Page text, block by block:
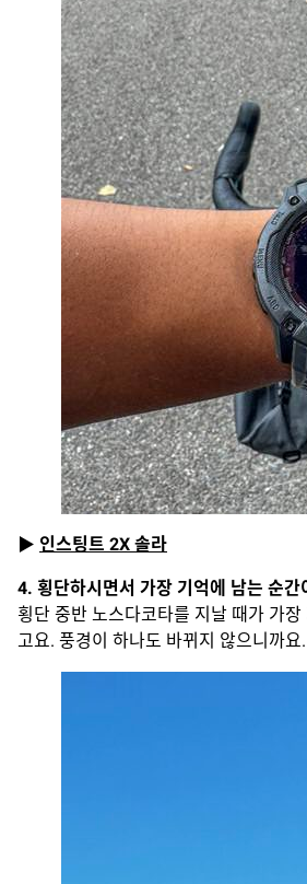
▶ 인스팅트 2X 솔라
4. 횡단하시면서 가장 기억에 남는 순
횡단 중반 노스다코타를 지날 때가 가
고요. 풍경이 하나도 바뀌지 않으니까